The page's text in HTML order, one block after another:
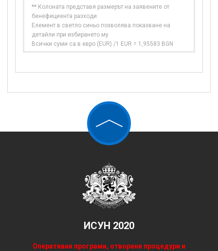
** Колоната представя размерът на заявените от
бенефициента разходи
Елемент в светло синьо позволява показване на
детайли при избирането му
Всички суми са в евро (EUR) /1 EUR = 1,95583 BGN
ИСУН 2020
Оперативни програми, отворени процедури и